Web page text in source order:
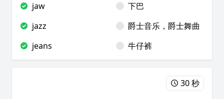
jaw
下巴
jazz
爵士音乐，爵士舞曲
jeans
牛仔裤
30 秒